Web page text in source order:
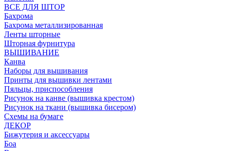
ВСЕ ДЛЯ ШТОР
Бахрома
Бахрома металлизированная
Ленты шторные
Шторная фурнитура
ВЫШИВАНИЕ
Канва
Наборы для вышивания
Принты для вышивки лентами
Пяльцы, приспособления
Рисунок на канве (вышивка крестом)
Рисунок на ткани (вышивка бисером)
Схемы на бумаге
ДЕКОР
Бижутерия и аксессуары
Боа